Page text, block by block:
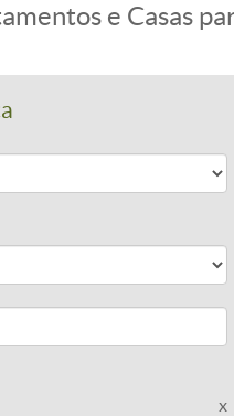
e Casas
x